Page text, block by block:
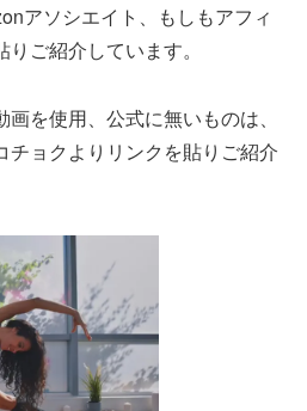
アソシエイト、もしもアフィ
ご紹介しています。
を使用、公式に無いものは、
チョクよりリンクを貼りご紹介